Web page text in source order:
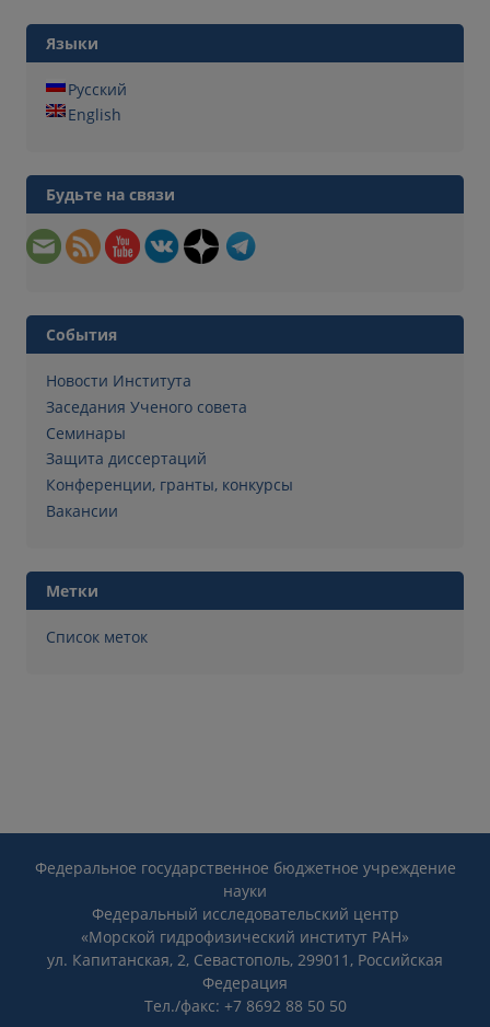
Языки
Русский
English
Будьте на связи
События
Новости Института
Заседания Ученого совета
Семинары
Защита диссертаций
Конференции, гранты, конкурсы
Вакансии
Метки
Список меток
Федеральное государственное бюджетное учреждение
науки
Федеральный исследовательский центр
«Морской гидрофизический институт РАН»
ул. Капитанская, 2, Севастополь, 299011, Российская
Федерация
Тел./факс: +7 8692 88 50 50